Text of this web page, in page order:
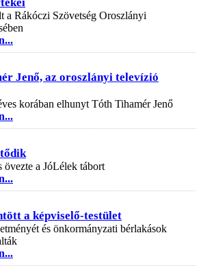
a Rákóczi Szövetség Oroszlányi
Jenő, az oroszlányi televízió
korában elhunyt Tóth Tihamér Jenő
övezte a JóLélek tábort
a képviselő-testület
és önkormányzati bérlakások